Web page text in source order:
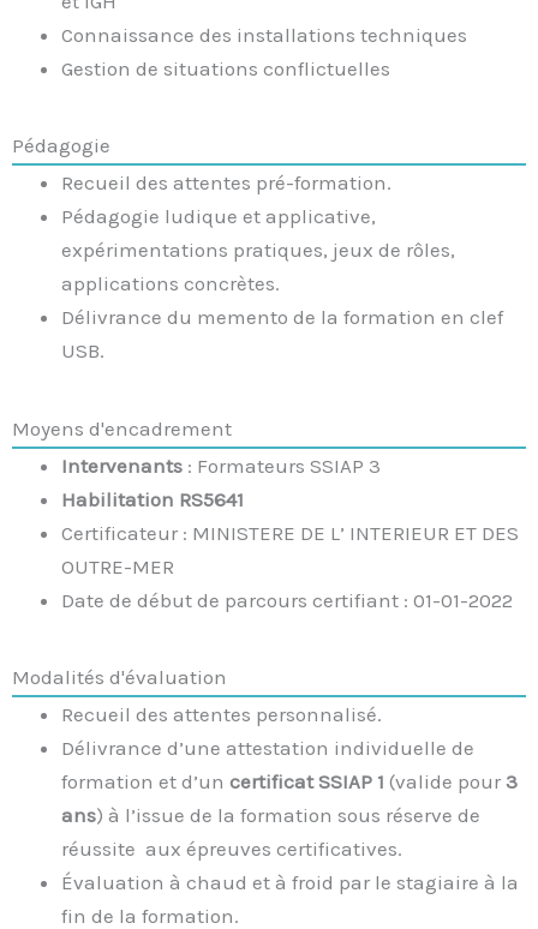
Connaissance des installations techniques
Gestion de situations conflictuelles
Pédagogie
Recueil des attentes pré-formation.
Pédagogie ludique et applicative,
expérimentations pratiques, jeux de rôles,
applications concrètes.
Délivrance du memento de la formation en clef
USB.
Moyens d'encadrement
Intervenants : Formateurs SSIAP 3
Habilitation RS5641
Certificateur : MINISTERE DE L’ INTERIEUR ET DES
OUTRE-MER
Date de début de parcours certifiant : 01-01-2022
Modalités d'évaluation
Recueil des attentes personnalisé.
Délivrance d’une attestation individuelle de
formation et d’un certificat SSIAP 1 (valide pour 3
ans) à l’issue de la formation sous réserve de
réussite aux épreuves certificatives.
Évaluation à chaud et à froid par le stagiaire à la
fin de la formation.